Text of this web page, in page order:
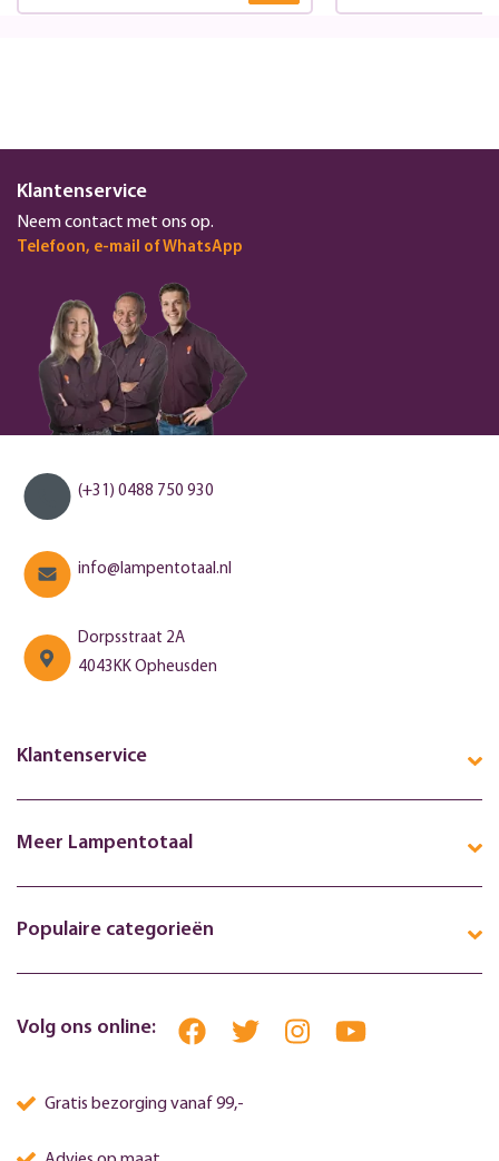
Klantenservice
Neem contact met ons op.
Telefoon, e-mail of WhatsApp
(+31) 0488 750 930
info@lampentotaal.nl
Dorpsstraat 2A
4043KK Opheusden
Klantenservice
Meer Lampentotaal
Populaire categorieën
Volg ons online:
Gratis bezorging vanaf 99,-